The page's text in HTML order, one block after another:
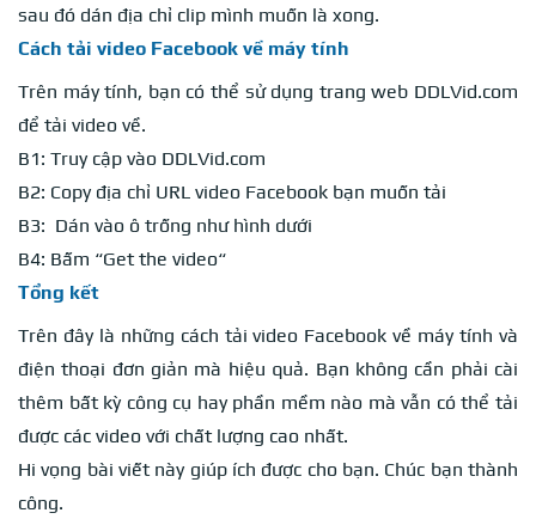
sau đó dán địa chỉ clip mình muốn là xong.
Cách tải video Facebook về máy tính
Trên máy tính, bạn có thể sử dụng trang web DDLVid.com
để tải video về.
B1: Truy cập vào DDLVid.com
B2: Copy địa chỉ URL video Facebook bạn muốn tải
B3: Dán vào ô trống như hình dưới
B4: Bấm “Get the video“
Tổng kết
Trên đây là những cách tải video Facebook về máy tính và
điện thoại đơn giản mà hiệu quả. Bạn không cần phải cài
thêm bất kỳ công cụ hay phần mềm nào mà vẫn có thể tải
được các video với chất lượng cao nhất.
Hi vọng bài viết này giúp ích được cho bạn. Chúc bạn thành
công.